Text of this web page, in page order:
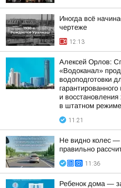
Иногда всё
чертеже
12:13
Алексей Орлов:
«Водоканал»
водоподготовки
и
в штатном
11:21
Не видно колес —
правильно
11:36
Ребенок дома —